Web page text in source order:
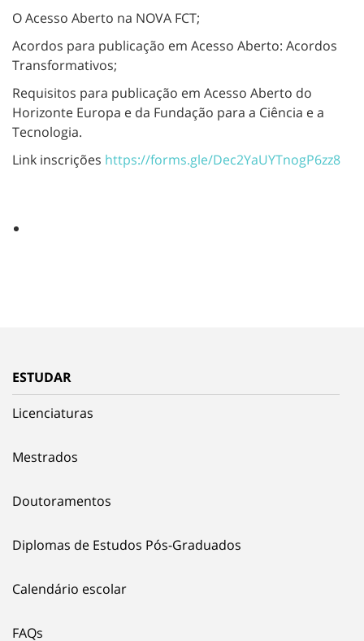
O Acesso Aberto na NOVA FCT;
Acordos para publicação em Acesso Aberto: Acordos
Transformativos;
Requisitos para publicação em Acesso Aberto do
Horizonte Europa e da Fundação para a Ciência e a
Tecnologia.
Link inscrições https://forms.gle/Dec2YaUYTnogP6zz8
ESTUDAR
Licenciaturas
Mestrados
Doutoramentos
Diplomas de Estudos Pós-Graduados
Calendário escolar
FAQs